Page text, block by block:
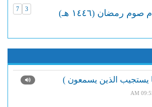
7 رمضان (١٤٤٦ هـ) 3
يستجيب الذين يسمعون )